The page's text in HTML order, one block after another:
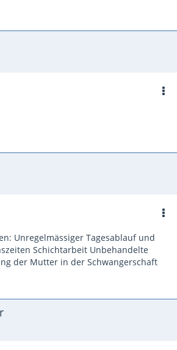
Unregelmässiger Tagesablauf und
Schichtarbeit Unbehandelte
der Mutter in der Schwangerschaft